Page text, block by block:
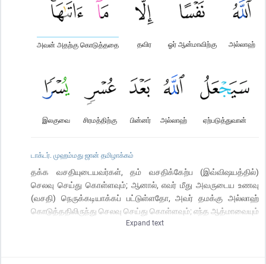
அல்லாஹ்
ஓர் ஆன்மாவிற்கு
தவிர
அவன் அதற்கு கொடுத்ததை
ஏற்படுத்துவான்
அல்லாஹ்
பின்னர்
சிரமத்திற்கு
இலகுவை
டாக்டர். முஹம்மது ஜான் தமிழாக்கம்
தக்க வசதியுடையவர்கள், தம் வசதிக்கேற்ப (இவ்விஷயத்தில்)
செலவு செய்து கொள்ளவும்; ஆனால், எவர் மீது அவருடைய உணவு
(வசதி) நெருக்கடியாக்கப் பட்டுள்ளதோ, அவர் தமக்கு அல்லாஹ்
கொடுத்ததிலிருந்து செலவு செய்து கொள்ளவும்; எந்த ஆத்மாவையும்
அல்லாஹ் அதற்குக் கொடுத்திருப்பதேயல்லாமல் (மிகையாக செலவு
Expand text